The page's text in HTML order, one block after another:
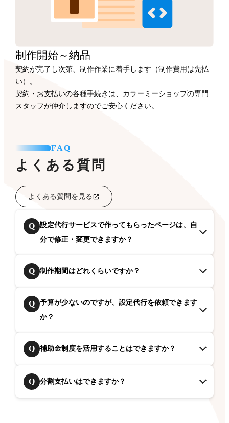
制作開始～納品
契約が完了し次第、制作作業に着手します（制作費用は先払
い）。
契約・お支払いの各種手続きは、カラーミーショップの専門
スタッフが仲介しますのでご安心ください。
FAQ
よくある質問
よくある質問を見る
Q
設定代行サービスで作ってもらったページは、自
分で修正・変更できますか？
Q 制作期間はどれくらいですか？
Q
予算が少ないのですが、設定代行を依頼できます
か？
Q 補助金制度を活用することはできますか？
Q 分割支払いはできますか？